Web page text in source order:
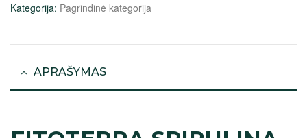
Kategorija: Pagrindinė kategorija
APRAŠYMAS